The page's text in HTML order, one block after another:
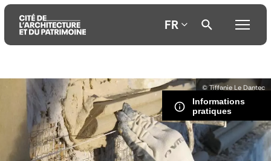
principal
principal
recherche
FR
Informations
pratiques
© Tiffanie Le Dantec